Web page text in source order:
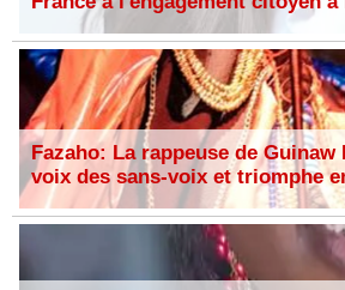
Fazaho: La rappeuse de
voix des sans-voix et triomphe